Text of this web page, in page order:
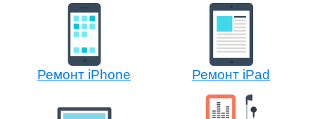
Ремонт iPhone Ремонт iPad